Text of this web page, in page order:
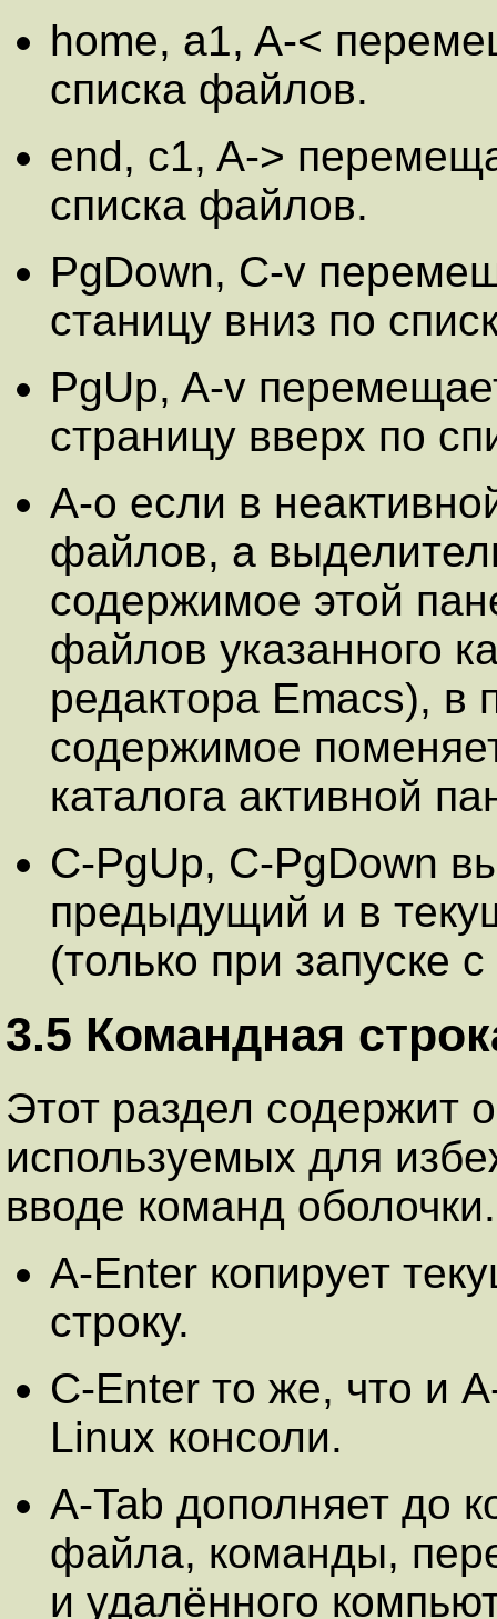
home, a1, A-<
списка файлов.
end, c1, A->
списка файлов.
PgDown, C-v
станицу вниз по
PgUp, A-v
страницу вверх по
A-o если в
файлов, а
содержимое этой
файлов указанного
редактора Emacs), в
содержимое
каталога активной
C-PgUp, C-PgDown
предыдущий и в
(только при запуске
3.5 Командная
Этот раздел содержит
используемых для
вводе команд оболочки.
A-Enter копирует
строку.
C-Enter то же, что и
Linux консоли.
A-Tab дополняет до
файла, команды,
и удалённого